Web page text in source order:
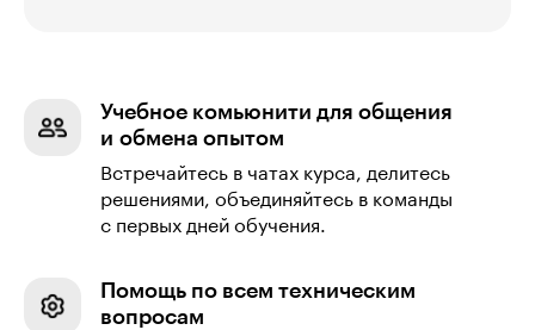
Учебное комьюнити для общения
и обмена опытом
Встречайтесь в чатах курса, делитесь
решениями, объединяйтесь в команды
с первых дней обучения.
Помощь по всем техническим
вопросам